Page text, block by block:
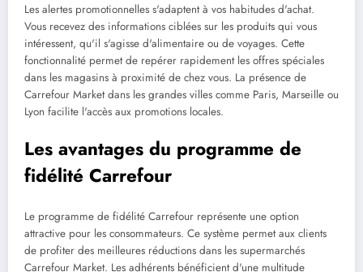
Les alertes promotionnelles s'adaptent à vos habitudes d'achat.
Vous recevez des informations ciblées sur les produits qui vous
intéressent, qu'il s'agisse d'alimentaire ou de voyages. Cette
fonctionnalité permet de repérer rapidement les offres spéciales
dans les magasins à proximité de chez vous. La présence de
Carrefour Market dans les grandes villes comme Paris, Marseille ou
Lyon facilite l'accès aux promotions locales.
Les avantages du programme de
fidélité Carrefour
Le programme de fidélité Carrefour représente une option
attractive pour les consommateurs. Ce système permet aux clients
de profiter des meilleures réductions dans les supermarchés
Carrefour Market. Les adhérents bénéficient d'une multitude